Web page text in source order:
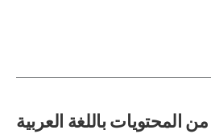
المحتويات باللغة العربية